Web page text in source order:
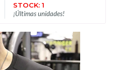
STOCK: 1
¡Últimas unidades!